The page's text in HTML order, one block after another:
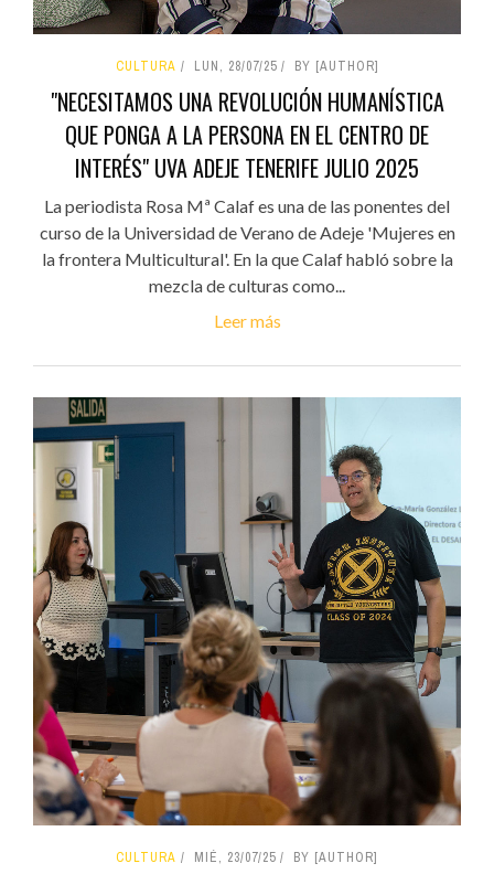
CULTURA LUN, 28/07/25 BY [AUTHOR]
"NECESITAMOS UNA REVOLUCIÓN HUMANÍSTICA
QUE PONGA A LA PERSONA EN EL CENTRO DE
INTERÉS" UVA ADEJE TENERIFE JULIO 2025
La periodista Rosa Mª Calaf es una de las ponentes del
curso de la Universidad de Verano de Adeje 'Mujeres en
la frontera Multicultural'. En la que Calaf habló sobre la
mezcla de culturas como...
Leer más
CULTURA MIÉ, 23/07/25 BY [AUTHOR]